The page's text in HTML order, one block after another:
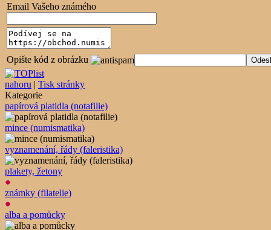
Email Vašeho známého
Opište kód z obrázku
nahoru | Tisk stránky
Kategorie
papírová platidla (notafilie)
mince (numismatika)
vyznamenání, řády (faleristika)
plakety, žetony
známky (filatelie)
alba a pomůcky